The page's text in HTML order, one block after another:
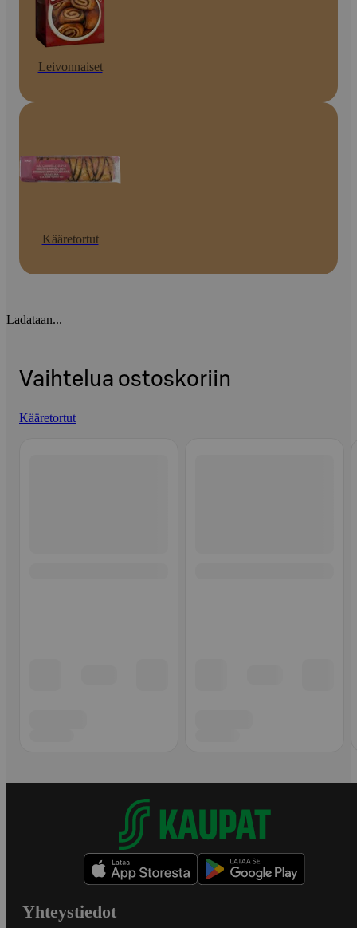
Leivonnaiset
Kääretortut
Ladataan...
Vaihtelua ostoskoriin
Kääretortut
Yhteystiedot